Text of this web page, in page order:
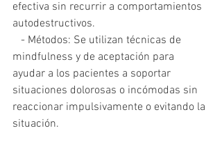
efectiva sin recurrir a comportamientos
autodestructivos.
mindfulness y de aceptación para
ayudar a los pacientes a soportar
situaciones dolorosas o incómodas sin
reaccionar impulsivamente o evitando la
situación.